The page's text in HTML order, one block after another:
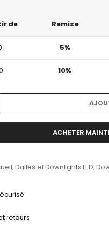
de Remise
5%
10%
ACHETER
, Dalles et Downlights LED,
retours